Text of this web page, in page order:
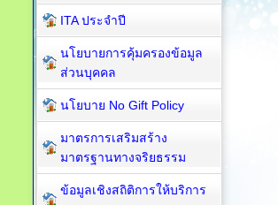
ITA ประจำปี
นโยบายการคุ้มครองข้อมูล
ส่วนบุคคล
นโยบาย No Gift Policy
มาตรการเสริมสร้าง
มาตรฐานทางจริยธรรม
ข้อมูลเชิงสถิติการให้บริการ